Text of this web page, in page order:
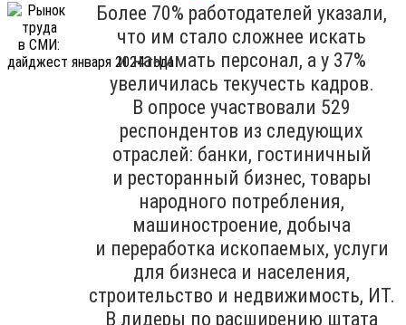
Более 70% работодателей указали,
что им стало сложнее искать
и нанимать персонал, а у 37%
увеличилась текучесть кадров.
В опросе участвовали 529
респондентов из следующих
отраслей: банки, гостиничный
и ресторанный бизнес, товары
народного потребления,
машиностроение, добыча
и переработка ископаемых, услуги
для бизнеса и населения,
строительство и недвижимость, ИТ.
В лидеры по расширению штата